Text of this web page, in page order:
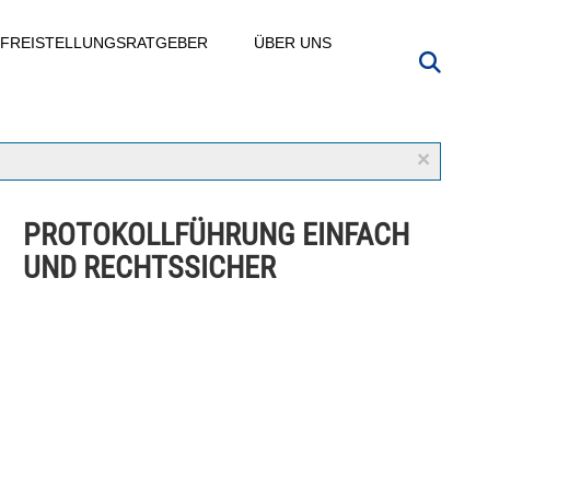
FREISTELLUNGSRATGEBER ÜBER UNS
×
PROTOKOLLFÜHRUNG EINFACH
UND RECHTSSICHER